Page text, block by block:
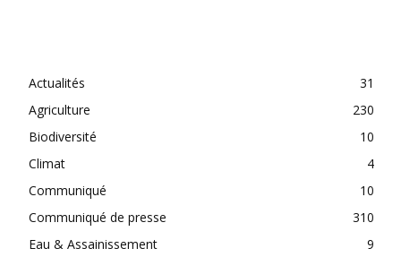
Actualités
31
Agriculture
230
Biodiversité
10
Climat
4
Communiqué
10
Communiqué de presse
310
Eau & Assainissement
9